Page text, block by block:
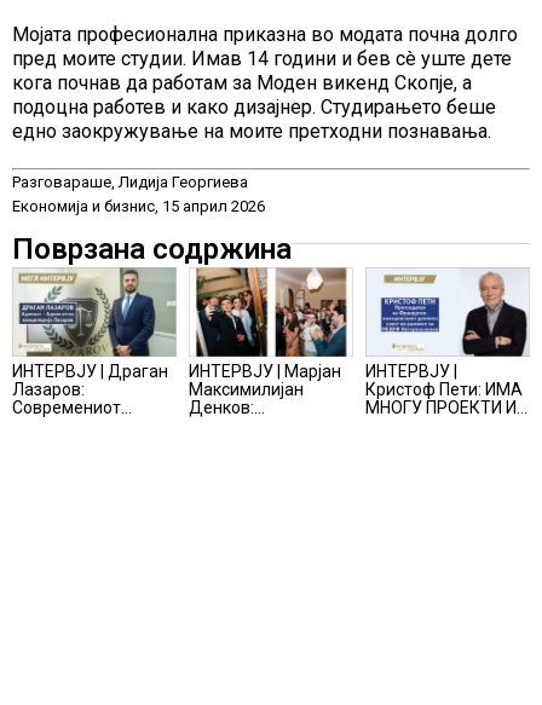
Мојата професионална приказна во модата почна долго
пред моите студии. Имав 14 години и бев сè уште дете
кога почнав да работам за Моден викенд Скопје, а
подоцна работев и како дизајнер. Студирањето беше
едно заокружување на моите претходни познавања.
Разговараше, Лидија Георгиева
Економија и бизнис, 15 април 2026
Поврзана содржина
ИНТЕРВЈУ | Драган
Лазаров:
Современиот
ИНТЕРВЈУ | Марјан
Максимилијан
Денков:
ИНТЕРВЈУ |
Кристоф Пети: ИМА
МНОГУ ПРОЕКТИ И